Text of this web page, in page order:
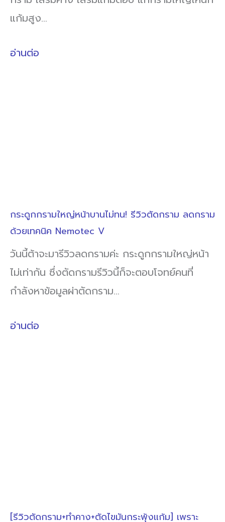
แก้มสูง…
อ่านต่อ
กระดูกกรามใหญ่หน้าบานไม่ทน! รีวิวตัดกราม ลดกราม
ด้วยเทคนิค Nemotec V
วันนี้ต้าจะมารีวิวลดกรามค่ะ กระดูกกรามใหญ่หน้า
ไม่เท่ากัน ซึ่งตัดกรามรีวิวนี้ก็จะตอบโจทย์คนที่
กำลังหาข้อมูลผ่าตัดกราม…
อ่านต่อ
[รีวิวตัดกราม+ทำคาง+ตัดไขมันกระพุ้งแก้ม] เพราะ